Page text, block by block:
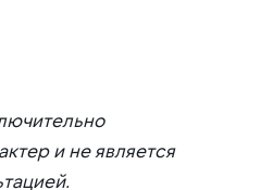
и не является